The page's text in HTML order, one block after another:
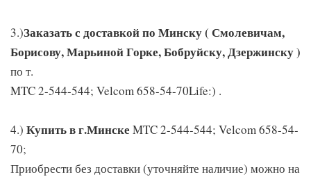
3.)Заказать с доставкой по Минску ( Смолевичам,
Борисову, Марьиной Горке, Бобруйску, Дзержинску )
по т.
MTC 2-544-544; Velcom 658-54-70Life:) .
4.) Купить в г.Минске MTC 2-544-544; Velcom 658-54-
70;
Приобрести без доставки (уточняйте наличие) можно на